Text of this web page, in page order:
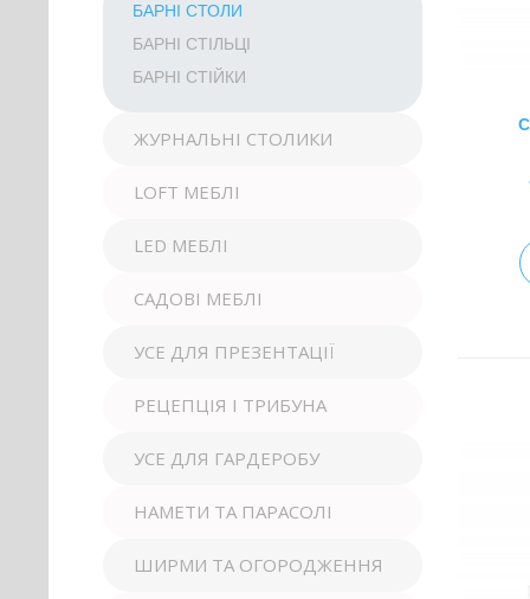
БАРНІ СТОЛИ
БАРНІ СТІЛЬЦІ
БАРНІ СТІЙКИ
ЖУРНАЛЬНІ СТОЛИКИ
LOFT МЕБЛІ
LED МЕБЛІ
САДОВІ МЕБЛІ
УСЕ ДЛЯ ПРЕЗЕНТАЦІЇ
РЕЦЕПЦІЯ І ТРИБУНА
УСЕ ДЛЯ ГАРДЕРОБУ
НАМЕТИ ТА ПАРАСОЛІ
ШИРМИ ТА ОГОРОДЖЕННЯ